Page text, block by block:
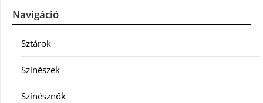
Navigáció
Sztárok
Színészek
Színésznők